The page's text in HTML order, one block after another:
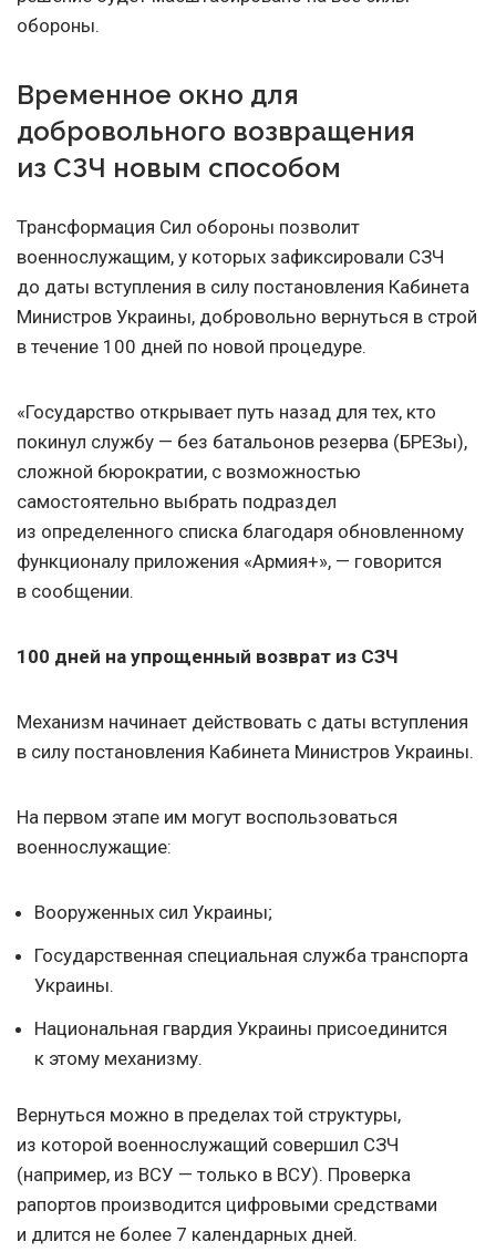
обороны.
Временное окно для
добровольного возвращения
из СЗЧ новым способом
Трансформация Сил обороны позволит
военнослужащим, у которых зафиксировали СЗЧ
до даты вступления в силу постановления Кабинета
Министров Украины, добровольно вернуться в строй
в течение 100 дней по новой процедуре.
«Государство открывает путь назад для тех, кто
покинул службу — без батальонов резерва (БРЕЗы),
сложной бюрократии, с возможностью
самостоятельно выбрать подраздел
из определенного списка благодаря обновленному
функционалу приложения «Армия+», — говорится
в сообщении.
100 дней на упрощенный возврат из СЗЧ
Механизм начинает действовать с даты вступления
в силу постановления Кабинета Министров Украины.
На первом этапе им могут воспользоваться
военнослужащие:
Вооруженных сил Украины;
Государственная специальная служба транспорта
Украины.
Национальная гвардия Украины присоединится
к этому механизму.
Вернуться можно в пределах той структуры,
из которой военнослужащий совершил СЗЧ
(например, из ВСУ — только в ВСУ). Проверка
рапортов производится цифровыми средствами
и длится не более 7 календарных дней.